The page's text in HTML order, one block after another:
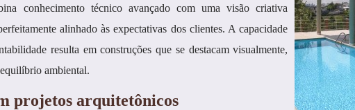
conhecimento técnico avançado com uma visão criativa
alinhado às expectativas dos clientes. A capacidade
resulta em construções que se destacam visualmente,
ambiental.
projetos arquitetônicos